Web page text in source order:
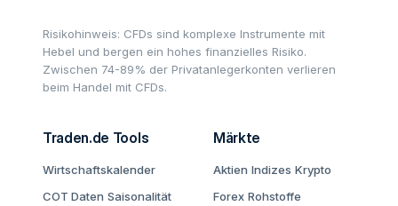
Risikohinweis: CFDs sind komplexe Instrumente mit
Hebel und bergen ein hohes finanzielles Risiko.
Zwischen 74-89% der Privatanlegerkonten verlieren
beim Handel mit CFDs.
Traden.de Tools
Wirtschaftskalender
COT Daten Saisonalität
Märkte
Aktien Indizes Krypto
Forex Rohstoffe